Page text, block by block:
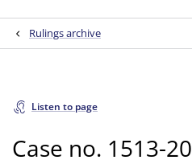
Rulings archive
Listen to page
Case no. 1513-20